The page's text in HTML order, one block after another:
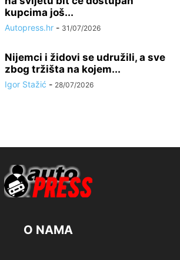
kupcima još...
Autopress.hr - 31/07/2026
Nijemci i židovi se udružili, a sve
zbog tržišta na kojem...
Igor Stažić - 28/07/2026
O NAMA